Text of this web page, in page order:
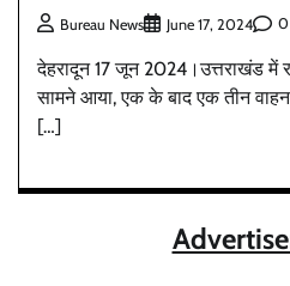
Bureau News June 17, 2024 0
देहरादून 17 जून 2024।उत्तराखंड में
सामने आया, एक के बाद एक तीन
[…]